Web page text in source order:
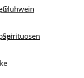
Glühwein
Spirituosen